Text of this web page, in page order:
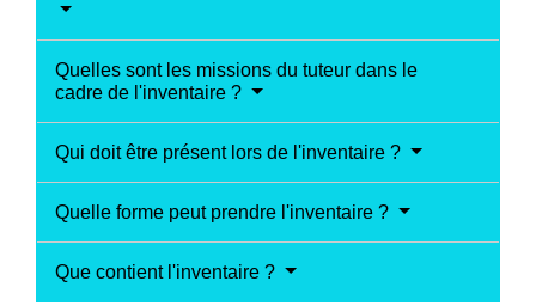
Quelles sont les missions du tuteur dans le
cadre de l'inventaire ?
Qui doit être présent lors de l'inventaire ?
Quelle forme peut prendre l'inventaire ?
Que contient l'inventaire ?